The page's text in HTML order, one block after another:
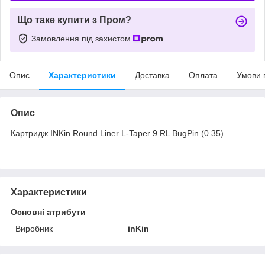
Що таке купити з Пром?
Замовлення під захистом
Опис Характеристики Доставка Оплата Умови
Опис
Картридж INKin Round Liner L-Taper 9 RL BugPin (0.35)
Характеристики
Основні атрибути
Виробник
inKin